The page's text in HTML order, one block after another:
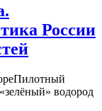
России
водород